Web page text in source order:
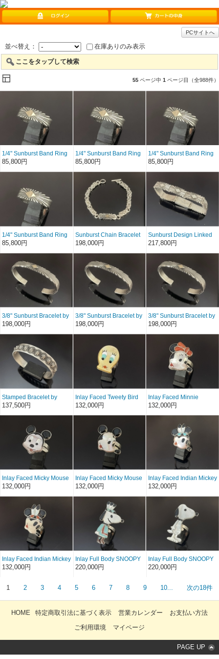
PCサイトへ
並べ替え： 在庫ありのみ表示
ここをタップして検索
55 ページ中 1 ページ目（全988件）
1/4" Sunburst Band Ring
by Patricia Bedonie/リン
85,800円
1/4" Sunburst Band Ring
by Patricia Bedonie/リン
85,800円
1/4" Sunburst Band Ring
by Patricia Bedonie/リン
85,800円
1/4" Sunburst Band Ring
by Patricia Bedonie/リン
グサイズ16号
85,800円
Sunburst Chain Bracelet
by Patricia Bedonie/サイ
198,000円
Sunburst Design Linked
Bracelet by Patricia
Bedonie/サイズS
217,800円
3/8" Sunburst Bracelet by
Patricia Bedonie/サイズM
198,000円
3/8" Sunburst Bracelet by
Patricia Bedonie/サイズM
198,000円
3/8" Sunburst Bracelet by
Patricia Bedonie/サイズM
198,000円
Stamped Bracelet by
Edison Sandy Smith/サイ
137,500円
Inlay Faced Tweety Bird
Adjustable Ring by Don
Dewa / リングサイズ9
号〜
132,000円
Inlay Faced Minnie
Mouse Adjustable Ring
by Don Dewa / リングサ
イズ9号〜
132,000円
Inlay Faced Micky Mouse
Adjustable Ring by Don
号〜
132,000円
Inlay Faced Micky Mouse
Adjustable Ring by Don
号〜
132,000円
Inlay Faced Indian Mickey
Mouse Adjustable Ring
イズ10号〜
132,000円
Inlay Faced Indian Mickey
Mouse Adjustable Ring
132,000円
Inlay Full Body SNOOPY
Adjustable Ring by Don
220,000円
Inlay Full Body SNOOPY
Adjustable Ring by Don
220,000円
1 2 3 4 5 6 7 8 9 10... 次の18件
HOME 特定商取引法に基づく表示 営業カレンダー
お支払い方法
ご利用環境
マイページ
PAGE UP